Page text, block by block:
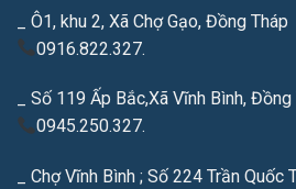
_ Ô1, khu 2, Xã Chợ Gạo, Đồng Tháp
0916.822.327.
_ Số 119 Ấp Bắc,Xã Vĩnh Bình, Đồng
0945.250.327.
_ Chợ Vĩnh Bình ; Số 224 Trần Quốc